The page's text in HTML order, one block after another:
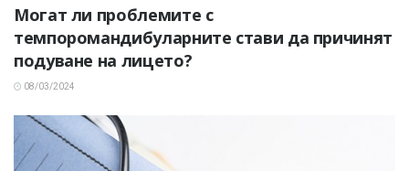
Могат ли проблемите с
темпоромандибуларните стави да причинят
подуване на лицето?
08/03/2024